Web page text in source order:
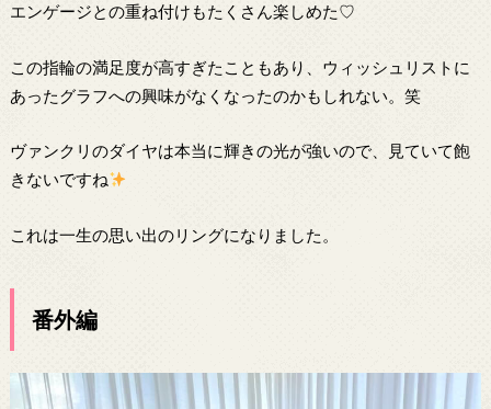
エンゲージとの重ね付けもたくさん楽しめた♡
この指輪の満足度が高すぎたこともあり、ウィッシュリストに
あったグラフへの興味がなくなったのかもしれない。笑
ヴァンクリのダイヤは本当に輝きの光が強いので、見ていて飽
きないですね
これは一生の思い出のリングになりました。
番外編